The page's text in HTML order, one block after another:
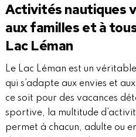
Activités nautiques
aux familles et à
Lac Léman
Le Lac Léman est un
qui s’adapte aux envies et
ce soit pour des vacances
sportive, la multitude
permet à chacun, adulte ou